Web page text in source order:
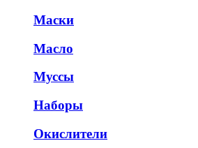
Маски
Масло
Муссы
Наборы
Окислители